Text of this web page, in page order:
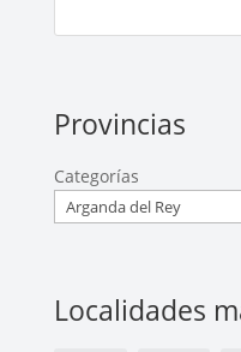
Provincias
Categorías
Localidades